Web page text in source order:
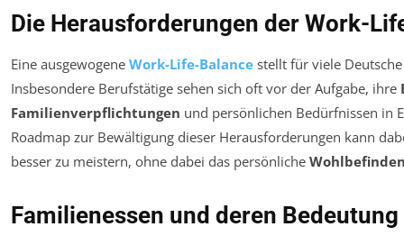
Die Herausforderungen der Work-
Eine ausgewogene Work-Life-Balance stellt für viele
Insbesondere Berufstätige sehen sich oft vor der Aufgabe, ihre
Familienverpflichtungen und persönlichen Bedürfnissen in
Roadmap zur Bewältigung dieser Herausforderungen kann
besser zu meistern, ohne dabei das persönliche
Familienessen und deren Bedeutung